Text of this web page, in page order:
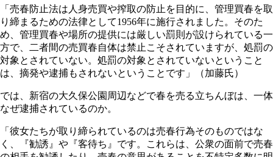
「売春防止法は人身売買や搾取の防止を目的に、管理買春を取
り締まるための法律として1956年に施行されました。そのた
め、管理買春や場所の提供には厳しい罰則が設けられている一
方で、二者間の売買春自体は禁止こそされていますが、処罰の
対象とされていない。処罰の対象とされていないということ
は、摘発や逮捕もされないということです」（加藤氏）
では、新宿の大久保公園周辺などで春を売る立ちんぼは、一体
なぜ逮捕されているのか。
「彼女たちが取り締られているのは売春行為そのものではな
く、『勧誘』や『客待ち』です。これらは、公衆の面前で売春